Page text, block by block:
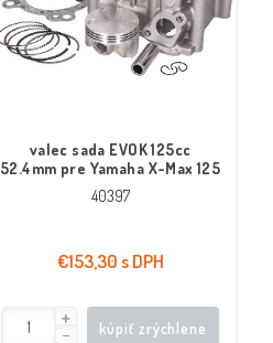
valec sada EVOK 125cc
52.4mm pre Yamaha X-Max 125
40397
€153,30 s DPH
kúpiť zrýchlene